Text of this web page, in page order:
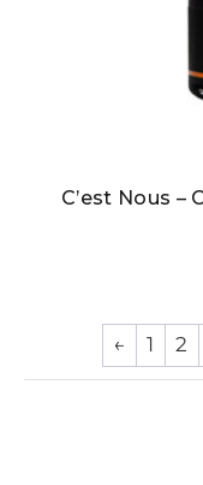
C’est Nous –
← 1 2